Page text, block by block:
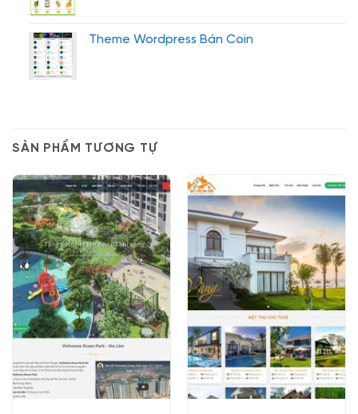
Theme Wordpress Bán Coin
SẢN PHẨM TƯƠNG TỰ